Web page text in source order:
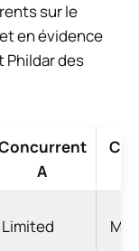
sur le
en évidence
Phildar des
A
Limited